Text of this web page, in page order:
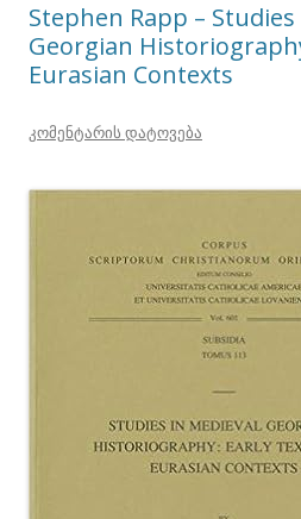
Stephen Rapp –
Georgian
Eurasian Contexts
კომენტარის დატოვება